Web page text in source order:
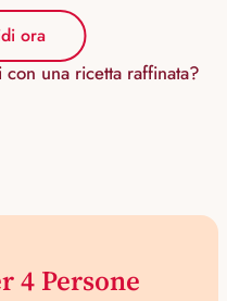
ora
una ricetta raffinata?
4 Persone